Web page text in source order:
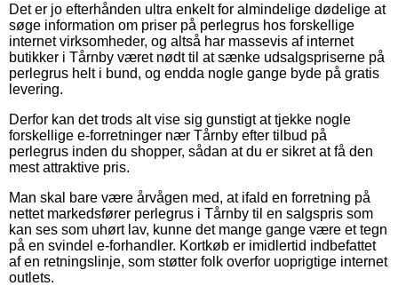
Det er jo efterhånden ultra enkelt for almindelige dødelige at
søge information om priser på perlegrus hos forskellige
internet virksomheder, og altså har massevis af internet
butikker i Tårnby været nødt til at sænke udsalgspriserne på
perlegrus helt i bund, og endda nogle gange byde på gratis
levering.
Derfor kan det trods alt vise sig gunstigt at tjekke nogle
forskellige e-forretninger nær Tårnby efter tilbud på
perlegrus inden du shopper, sådan at du er sikret at få den
mest attraktive pris.
Man skal bare være årvågen med, at ifald en forretning på
nettet markedsfører perlegrus i Tårnby til en salgspris som
kan ses som uhørt lav, kunne det mange gange være et tegn
på en svindel e-forhandler. Kortkøb er imidlertid indbefattet
af en retningslinje, som støtter folk overfor uoprigtige internet
outlets.